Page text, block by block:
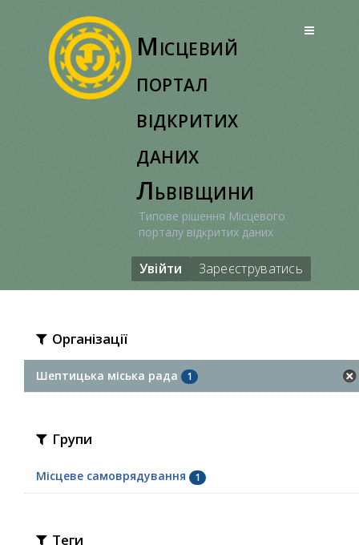
Місцевий
портал
відкритих
даних
Львівщини
Типове рішення Місцевого
порталу відкритих даних
Увійти Зареєструватись
Організації
Шептицька міська рада 1
Групи
Місцеве самоврядування 1
Теги